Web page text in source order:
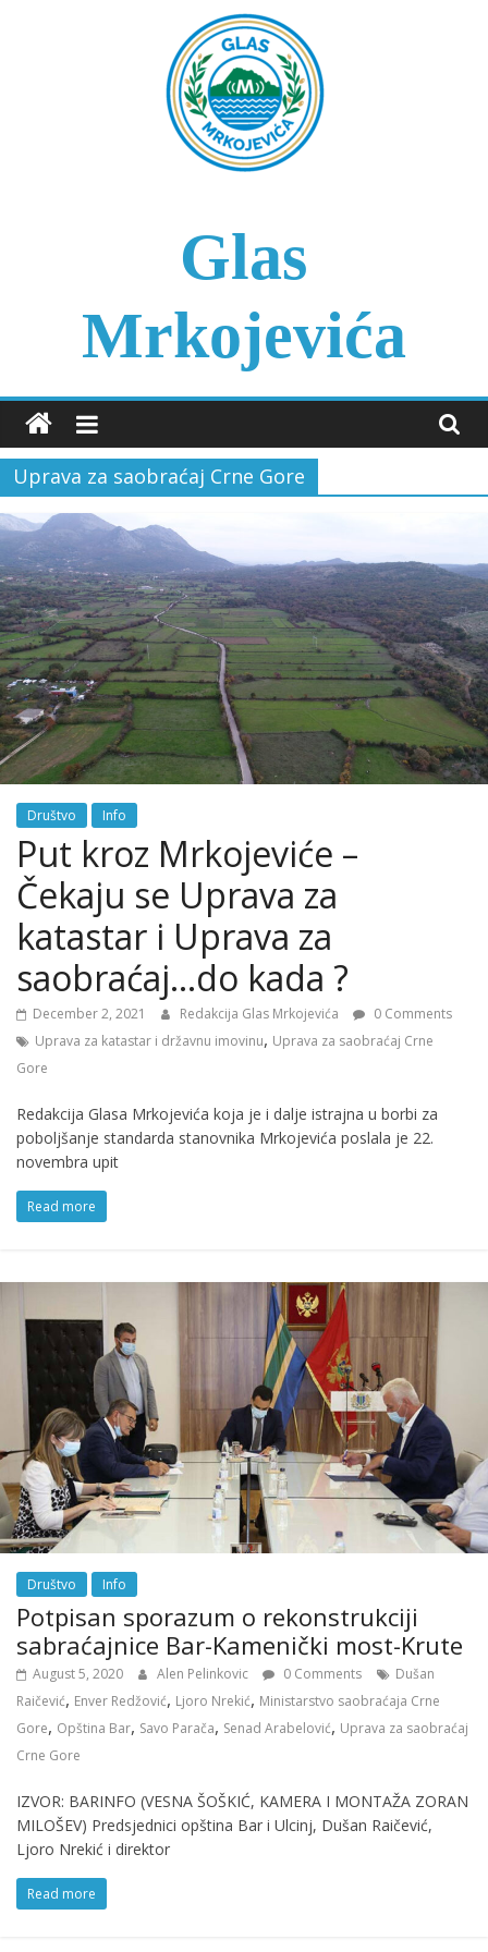
Glas
Mrkojevića
Uprava za saobraćaj Crne Gore
Društvo Info
Put kroz Mrkojeviće –
Čekaju se Uprava za
katastar i Uprava za
saobraćaj…do kada ?
December 2, 2021 Redakcija Glas Mrkojevića
0 Comments
Uprava za katastar i državnu imovinu, Uprava za saobraćaj Crne
Gore
Redakcija Glasa Mrkojevića koja je i dalje istrajna u borbi za
poboljšanje standarda stanovnika Mrkojevića poslala je 22.
novembra upit
Read more
Društvo Info
Potpisan sporazum o rekonstrukciji
sabraćajnice Bar-Kamenički most-Krute
August 5, 2020 Alen Pelinkovic 0 Comments
Dušan
Raičević, Enver Redžović, Ljoro Nrekić, Ministarstvo saobraćaja Crne
Gore, Opština Bar, Savo Parača, Senad Arabelović, Uprava za saobraćaj
Crne Gore
IZVOR: BARINFO (VESNA ŠOŠKIĆ, KAMERA I MONTAŽA ZORAN
MILOŠEV) Predsjednici opština Bar i Ulcinj, Dušan Raičević,
Ljoro Nrekić i direktor
Read more